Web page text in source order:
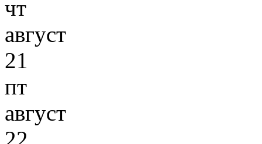
чт
август
21
пт
август
22